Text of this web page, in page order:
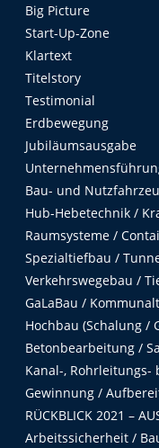
Big Picture
Start-Up-Zone
Klartext
Titelstory
Testimonial
Erdbewegung
Jubiläumsausgabe
Bau- und
Hub-Hebetechnik /
Raumsysteme /
Spezialtiefbau /
Verkehrswegebau /
GaLaBau /
Hochbau (Schalung /
Betonbearbeitung /
Kanal-, Rohrleitungs-
Gewinnung /
RÜCKBLICK 2021 –
Arbeitssicherheit /